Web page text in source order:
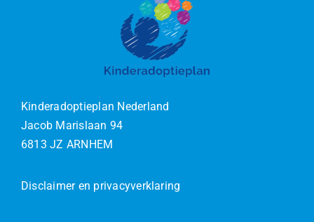
Kinderadoptieplan Nederland
Jacob Marislaan 94
6813 JZ ARNHEM
Disclaimer en privacyverklaring